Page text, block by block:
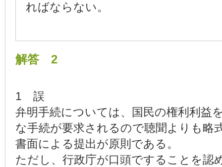
ればならない。
解答 2
1 誤
弁明手続については、国民の権利利益
な手続が要求されるので聴聞よりも略
書面による提出が原則である。
ただし、行政庁が口頭ですることを認